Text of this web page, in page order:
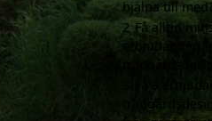
hjälpa till
2 Få alltid
erbjudanden
Få 3